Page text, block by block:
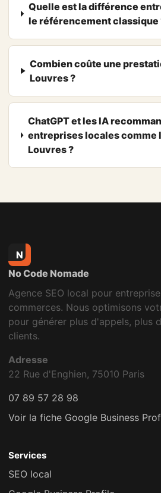
Quelle est la différence
le référencement classique
Combien coûte une
Louvres ?
ChatGPT et les IA
entreprises locales comme
Louvres ?
N
No Code Nomade
Agence SEO local pour
commerces. Nous optimisons
pour générer plus d'appels, plus
clients.
Adresse
22 Rue d'Enghien, 75010 Paris
07 89 57 28 98
Voir la fiche Google Business
Services
SEO local